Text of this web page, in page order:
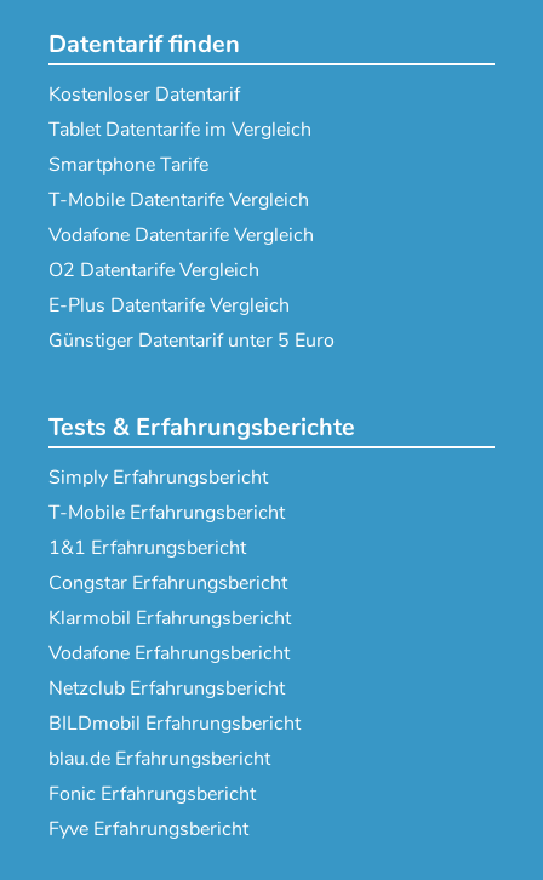
Datentarif finden
Kostenloser Datentarif
Tablet Datentarife im Vergleich
Smartphone Tarife
T-Mobile Datentarife Vergleich
Vodafone Datentarife Vergleich
O2 Datentarife Vergleich
E-Plus Datentarife Vergleich
Günstiger Datentarif unter 5 Euro
Tests & Erfahrungsberichte
Simply Erfahrungsbericht
T-Mobile Erfahrungsbericht
1&1 Erfahrungsbericht
Congstar Erfahrungsbericht
Klarmobil Erfahrungsbericht
Vodafone Erfahrungsbericht
Netzclub Erfahrungsbericht
BILDmobil Erfahrungsbericht
blau.de Erfahrungsbericht
Fonic Erfahrungsbericht
Fyve Erfahrungsbericht